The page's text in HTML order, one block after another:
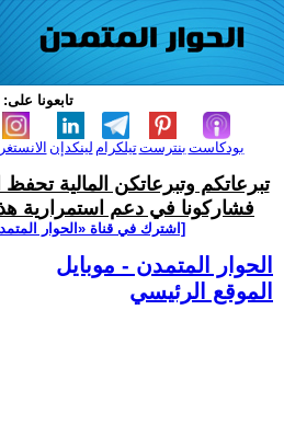
تابعونا على:
لينكدإن تيلكرامبنترست بودكاست
تبرعاتكم وتبرعاتكن المالية تحفظ
فشاركونا في دعم استمرارية
[اشترك في قناة ‫«الحوار
الحوار المتمدن - موبايل
الموقع الرئيسي